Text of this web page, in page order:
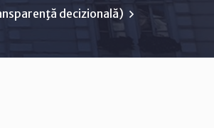
decizională)